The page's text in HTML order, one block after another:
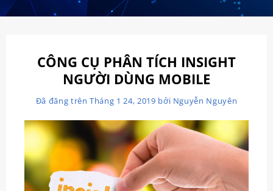
CÔNG CỤ PHÂN TÍCH INSIGHT
NGƯỜI DÙNG MOBILE
Đã đăng trênTháng 1 24, 2019 bởi Nguyễn Nguyên